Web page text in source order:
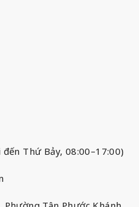
Thứ Bảy, 08:00–17:00)